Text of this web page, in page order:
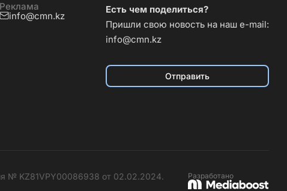
Реклама
info@cmn.kz
Есть чем поделиться?
Пришли свою новость на наш e-mail:
info@cmn.kz
Отправить
№ KZ81VPY00086938 от 02.02.2024.
Разработано